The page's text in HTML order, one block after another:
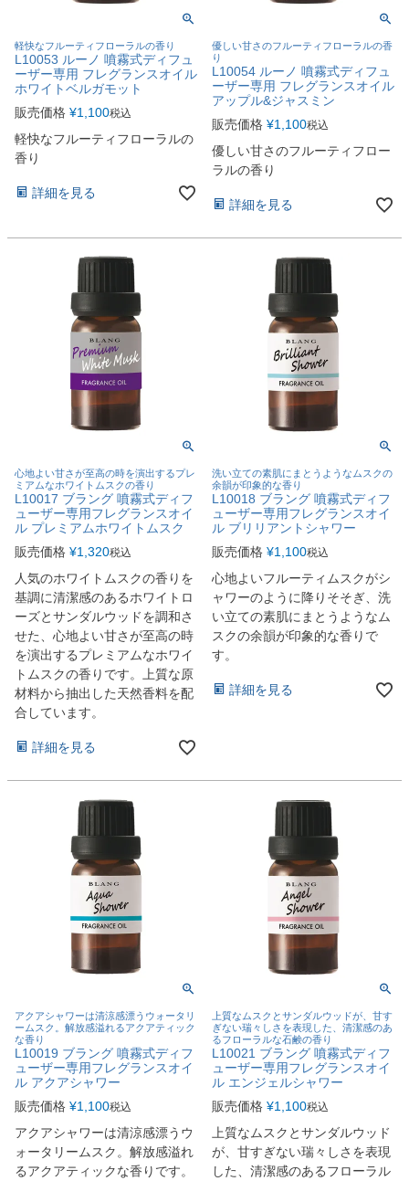
軽快なフルーティフローラルの香り
L10053 ルーノ 噴霧式ディフュ
ーザー専用 フレグランスオイル
ホワイトベルガモット
販売価格 ¥1,100税込
軽快なフルーティフローラルの
香り
詳細を見る
優しい甘さのフルーティフローラルの香
り
L10054 ルーノ 噴霧式ディフュ
ーザー専用 フレグランスオイル
アップル&ジャスミン
販売価格 ¥1,100税込
優しい甘さのフルーティフロー
ラルの香り
詳細を見る
心地よい甘さが至高の時を演出するプレ
ミアムなホワイトムスクの香り
L10017 ブラング 噴霧式ディフ
ューザー専用フレグランスオイ
ル プレミアムホワイトムスク
販売価格 ¥1,320税込
人気のホワイトムスクの香りを
基調に清潔感のあるホワイトロ
ーズとサンダルウッドを調和さ
せた、心地よい甘さが至高の時
を演出するプレミアムなホワイ
トムスクの香りです。上質な原
材料から抽出した天然香料を配
合しています。
詳細を見る
洗い立ての素肌にまとうようなムスクの
余韻が印象的な香り
L10018 ブラング 噴霧式ディフ
ューザー専用フレグランスオイ
ル ブリリアントシャワー
販売価格 ¥1,100税込
心地よいフルーティムスクがシ
ャワーのように降りそそぎ、洗
い立ての素肌にまとうようなム
スクの余韻が印象的な香りで
す。
詳細を見る
アクアシャワーは清涼感漂うウォータリ
ームスク。解放感溢れるアクアティック
な香り
L10019 ブラング 噴霧式ディフ
ューザー専用フレグランスオイ
ル アクアシャワー
販売価格 ¥1,100税込
アクアシャワーは清涼感漂うウ
ォータリームスク。解放感溢れ
るアクアティックな香りです。
上質なムスクとサンダルウッドが、甘す
ぎない瑞々しさを表現した、清潔感のあ
るフローラルな石鹸の香り
L10021 ブラング 噴霧式ディフ
ューザー専用フレグランスオイ
ル エンジェルシャワー
販売価格 ¥1,100税込
上質なムスクとサンダルウッド
が、甘すぎない瑞々しさを表現
した、清潔感のあるフローラル